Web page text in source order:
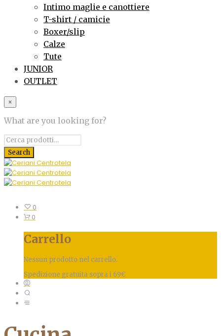
Intimo maglie e canottiere
T-shirt / camicie
Boxer/slip
Calze
Tute
JUNIOR
OUTLET
×
What are you looking for?
0
0
Carrello
Nessun prodotto nel carrello.
Spedizione gratuita sopra i 69€